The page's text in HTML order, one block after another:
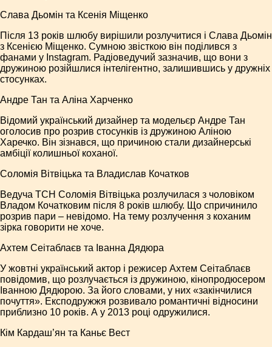
Слава Дьомін та Ксенія Міщенко
Після 13 років шлюбу вирішили розлучитися і Слава Дьомін
з Ксенією Міщенко. Сумною звісткою він поділився з
фанами у Instagram. Радіоведучий зазначив, що вони з
дружиною розійшлися інтелігентно, залишившись у дружніх
стосунках.
Андре Тан та Аліна Харченко
Відомий український дизайнер та модельєр Андре Тан
оголосив про розрив стосунків із дружиною Аліною
Харечко. Він зізнався, що причиною стали дизайнерські
амбіції колишньої коханої.
Соломія Вітвіцька та Владислав Кочатков
Ведуча ТСН Соломія Вітвіцька розлучилася з чоловіком
Владом Кочатковим після 8 років шлюбу. Що спричинило
розрив пари – невідомо. На тему розлучення з коханим
зірка говорити не хоче.
Ахтем Сеітаблаєв та Іванна Дядюра
У жовтні український актор і режисер Ахтем Сеітаблаєв
повідомив, що розлучається із дружиною, кінопродюсером
Іванною Дядюрою. За його словами, у них «закінчилися
почуття». Експодружжя розвивало романтичні відносини
приблизно 10 років. А у 2013 році одружилися.
Кім Кардаш’ян та Каньє Вест